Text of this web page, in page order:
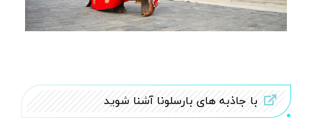
با جاذبه های بارسلونا آشنا شوید